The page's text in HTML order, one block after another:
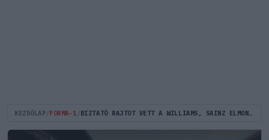
KEZDŐLAP FORMA-1 BIZTATÓ RAJTOT VETT A WILLIAMS, SAINZ ELMONDTA, MI LESZ A KULCSA A JÓ TELJESÍTMÉNYÜKNEK